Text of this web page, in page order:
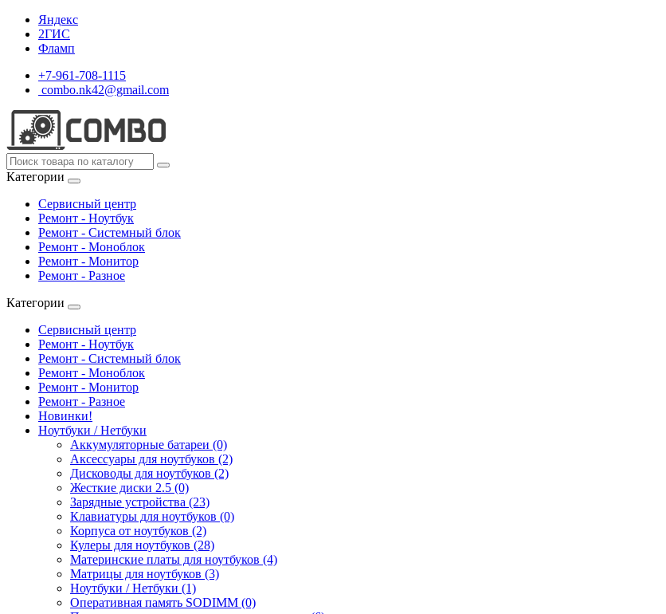
Яндекс
2ГИС
Фламп
+7-961-708-1115
combo.nk42@gmail.com
Категории
Сервисный центр
Ремонт - Ноутбук
Ремонт - Системный блок
Ремонт - Моноблок
Ремонт - Монитор
Ремонт - Разное
Категории
Сервисный центр
Ремонт - Ноутбук
Ремонт - Системный блок
Ремонт - Моноблок
Ремонт - Монитор
Ремонт - Разное
Новинки!
Ноутбуки / Нетбуки
Аккумуляторные батареи (0)
Аксессуары для ноутбуков (2)
Дисководы для ноутбуков (2)
Жесткие диски 2.5 (0)
Зарядные устройства (23)
Клавиатуры для ноутбуков (0)
Корпуса от ноутбуков (2)
Кулеры для ноутбуков (28)
Материнские платы для ноутбуков (4)
Матрицы для ноутбуков (3)
Ноутбуки / Нетбуки (1)
Оперативная память SODIMM (0)